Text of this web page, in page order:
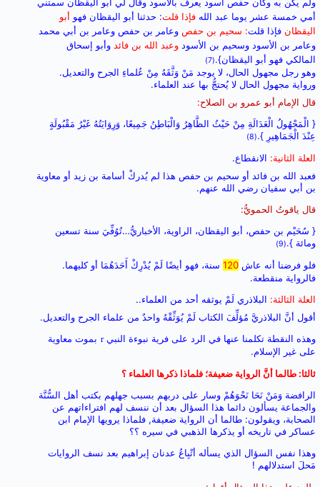
أمي خمسة عشر يوما عبد الله فإذا قلت: حدثنا أبو اليقظان فهو أبو
اليقظان فإذا قلت: سحيم بن حفص وعامر بن حفص وعامر بن أبي محمد
وعامر بن الأسود وسحيم بن الأسود وعبد الله بن فائد وأبو إسحاق
المالكي فهو أبو اليقظان}.(7)
وهو رجل مجهول الحال، لا يوجد مَنْ وَثَّقَهُ مِنْ عُلماءِ الجرح والتعديل.
ورواية مجهول الحال لا يُحتجُّ بها عند العلماء.
قال الإمام أبو عمرو بن الصلاح:
{ الْمَجْهُولُ الْعَدَالَةِ مِنْ حَيْثُ الظَّاهِرُ وَالْبَاطِنُ جَمِيعًا، وَرِوَايَتُهُ غَيْرُ مَقْبُولَةٍ
عِنْدَ الْجَمَاهِيرِ }.(8)
العلة الثانية: الانقطاع.
فعبد الله بن فائد أو سحيم بن حفص هذا لم يُدركْ أسامة بن زيد أو معاوية
بن أبي سفيان رضي الله عنهم.
قال ياقوتُ الحمويُّ:
{ سُحَيْم بن حفص، أبو اليقظان، الراوية، الأخباريُّ…تُوُفِّيَ سنة تسعين
ومائة }.(9)
فلو فرضنا أنه عاش 120سنة، فهو أيضًا لَمْ يُدْرِكْ أَحَدَهُمَا أو كليهما.
فالرواية منقطعة.
العلة الثالثة: البلاذري لَمْ يوثقه أحد من العلماء..
أقول أنَّ البلاذريَّ مُؤلِّفَ الكتاب لَمْ يُوَثِّقْهُ واحدٌ من علماء الجرح والتعديل.
وهذه النقطة تكلمنا عنها في الرد على فرية نبوءة النبيr بموت معاوية
على غير الإسلام.
ثالثا: طالما أنَّ الرواية ضعيفة؛ فلماذا ذكرها العلماء ؟
الرافضة وَمَنْ نَحَا نَحْوَهُمْ وسار على دربهم بسبب جهلهم بكتب أهل السُّنَّة
والجماعة يسألون دائما هذا السؤال بعد أن ننسف لهم افتراءاتهم عن
الصحابة، ويقولون: طالما أن الرواية ضعيفة, فلماذا يرويها الإمام ابن
عساكر في تاريخه أو يذكرها الذهبي في سيره ؟؟
وهذا نفس السؤال الذي يسأله أتْبِاعُ عدنان إبراهيم بعد نسف الروايات
مَحلَ استدلالهم !